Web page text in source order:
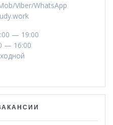
Viber/WhatsApp
— 19:00
— 16:00